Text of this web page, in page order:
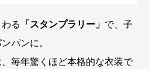
る 「スタンプラリー」 で、子
パンに。
毎年驚くほど本格的な衣装で